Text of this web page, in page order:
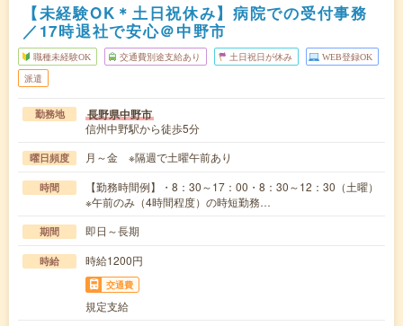
【未経験OK＊土日祝休み】病院での受付事務
／17時退社で安心＠中野市
職種未経験OK 交通費別途支給あり 土日祝日が休み WEB登録OK
派遣
勤務地 長野県中野市
信州中野駅から徒歩5分
曜日頻度 月～金 ※隔週で土曜午前あり
時間
【勤務時間例】・8：30～17：00・8：30～12：30（土曜）
※午前のみ（4時間程度）の時短勤務…
期間 即日～長期
時給 時給1200円
交通費
規定支給